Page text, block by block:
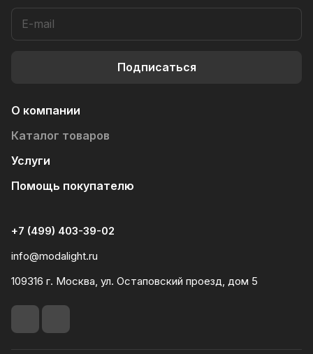
Подписаться
О компании
Каталог товаров
Услуги
Помощь покупателю
+7 (499) 403-39-02
info@modalight.ru
109316 г. Москва, ул. Остаповский проезд, дом 5